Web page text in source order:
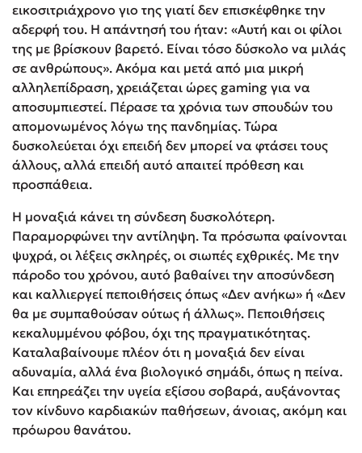
εικοσιτριάχρονο γιο της γιατί δεν επισκέφθηκε την
αδερφή του. Η απάντησή του ήταν: «Αυτή και οι φίλοι
της με βρίσκουν βαρετό. Είναι τόσο δύσκολο να μιλάς
σε ανθρώπους». Ακόμα και μετά από μια μικρή
αλληλεπίδραση, χρειάζεται ώρες gaming για να
αποσυμπιεστεί. Πέρασε τα χρόνια των σπουδών του
απομονωμένος λόγω της πανδημίας. Τώρα
δυσκολεύεται όχι επειδή δεν μπορεί να φτάσει τους
άλλους, αλλά επειδή αυτό απαιτεί πρόθεση και
προσπάθεια.
Η μοναξιά κάνει τη σύνδεση δυσκολότερη.
Παραμορφώνει την αντίληψη. Τα πρόσωπα φαίνονται
ψυχρά, οι λέξεις σκληρές, οι σιωπές εχθρικές. Με την
πάροδο του χρόνου, αυτό βαθαίνει την αποσύνδεση
και καλλιεργεί πεποιθήσεις όπως «Δεν ανήκω» ή «Δεν
θα με συμπαθούσαν ούτως ή άλλως». Πεποιθήσεις
κεκαλυμμένου φόβου, όχι της πραγματικότητας.
Καταλαβαίνουμε πλέον ότι η μοναξιά δεν είναι
αδυναμία, αλλά ένα βιολογικό σημάδι, όπως η πείνα.
Και επηρεάζει την υγεία εξίσου σοβαρά, αυξάνοντας
τον κίνδυνο καρδιακών παθήσεων, άνοιας, ακόμη και
πρόωρου θανάτου.